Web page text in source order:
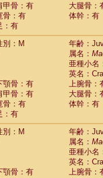
boliviensis
sciureus
caraya
fusca
seniculus
belzebuth
geoffroyi
paniscus
spp.
lagothricha
lagothricha cana(0)
calvus
cupreus(0)
donacophilus(0)
moloch(0)
torquatus
甲骨：有
大腿骨：
骨：有
体幹：有
：有
別：M
年齢：
属名：
亜種小名
英名：
顎骨：有
上腕骨：
甲骨：有
大腿骨：
骨：有
体幹：有
：有
別：M
年齢：
属名：
亜種小名
英名：
顎骨：有
上腕骨：